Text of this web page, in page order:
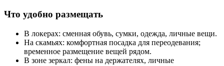
Что удобно размещать
В локерах: сменная обувь, сумки, одежда, личные вещи.
На скамьях: комфортная посадка для переодевания;
временное размещение вещей рядом.
В зоне зеркал: фены на держателях, личные